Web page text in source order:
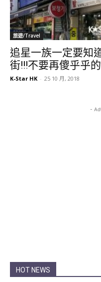
旅遊/Travel
追星一族一定要知
街!!!不要再傻乎乎
K-Star HK - 25 10 月, 2018
-
HOT NEWS